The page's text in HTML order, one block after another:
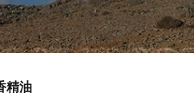
精油